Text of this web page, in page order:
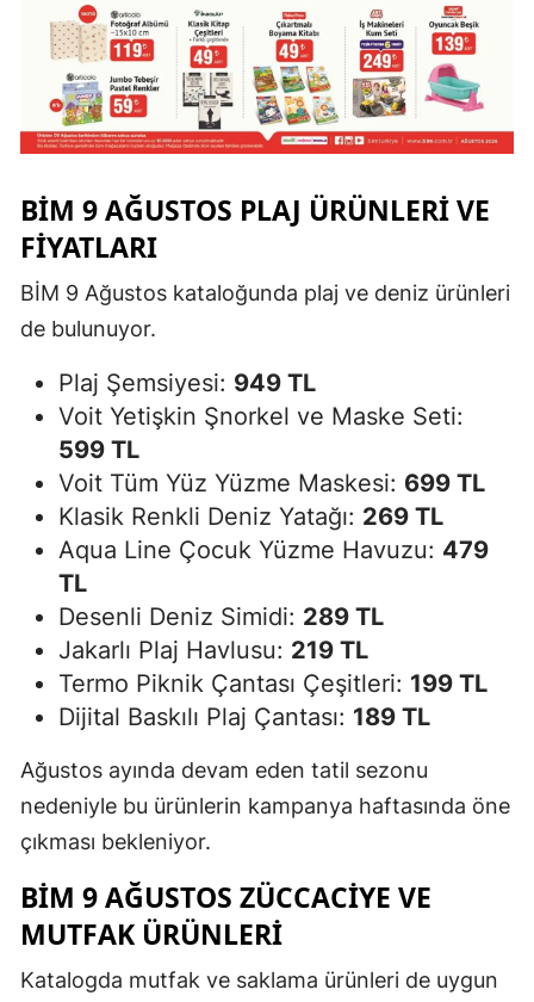
BİM 9 AĞUSTOS PLAJ ÜRÜNLERI VE
FIYATLARI
BİM 9 Ağustos kataloğunda plaj ve deniz ürünleri
de bulunuyor.
Plaj Şemsiyesi: 949 TL
Voit Yetişkin Şnorkel ve Maske Seti:
599 TL
Voit Tüm Yüz Yüzme Maskesi: 699 TL
Klasik Renkli Deniz Yatağı: 269 TL
Aqua Line Çocuk Yüzme Havuzu: 479
TL
Desenli Deniz Simidi: 289 TL
Jakarlı Plaj Havlusu: 219 TL
Termo Piknik Çantası Çeşitleri: 199 TL
Dijital Baskılı Plaj Çantası: 189 TL
Ağustos ayında devam eden tatil sezonu
nedeniyle bu ürünlerin kampanya haftasında öne
çıkması bekleniyor.
BİM 9 AĞUSTOS ZÜCCACIYE VE
MUTFAK ÜRÜNLERI
Katalogda mutfak ve saklama ürünleri de uygun